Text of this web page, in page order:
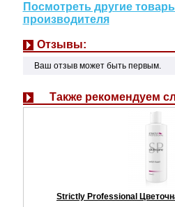
Посмотреть другие
производителя
Отзывы:
Ваш отзыв может быть первым.
Также рекомендуем
Strictly Professional